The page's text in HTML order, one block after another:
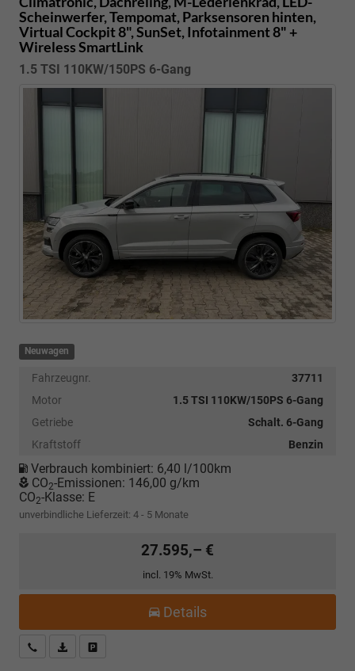
Scheinwerfer, Tempomat, Parksensoren hinten,
Virtual Cockpit 8", SunSet, Infotainment 8" +
Wireless SmartLink
1.5 TSI 110KW/150PS 6-Gang
Neuwagen
Fahrzeugnr.
37711
Motor
1.5 TSI 110KW/150PS 6-Gang
Getriebe
Schalt. 6-Gang
Kraftstoff
Benzin
Verbrauch kombiniert: 6,40 l/100km
CO2-Emissionen: 146,00 g/km
CO2-Klasse: E
unverbindliche Lieferzeit: 4 - 5 Monate
27.595,– €
incl. 19% MwSt.
Details
Kostenloser Rückruf-Service
PDF-Datei, Fahrzeugexposé drucken